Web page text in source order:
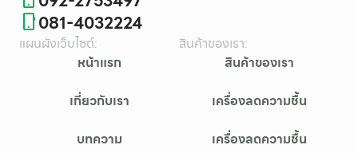
081-4032224
แผนผังเว็บไซต์:
หน้าแรก
เกี่ยวกับเรา
บทความ
สินค้าของเรา:
สินค้าของเรา
เครื่องลดความชื้น
เครื่องลดความชื้น